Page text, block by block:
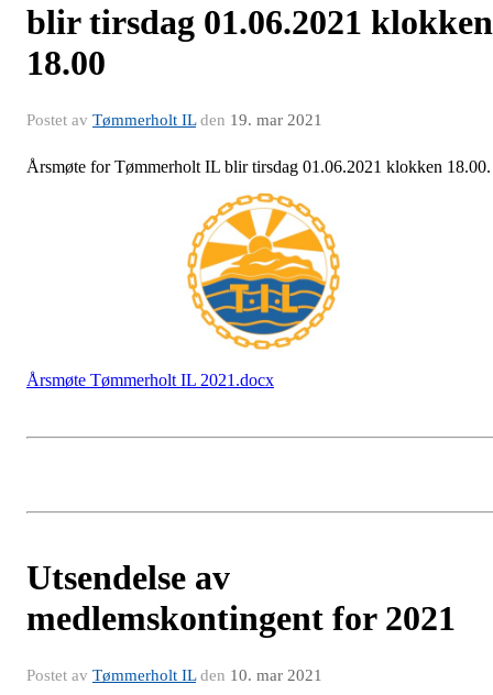
blir tirsdag 01.06.2021 klokken
18.00
Postet av Tømmerholt ILden 19. mar 2021
Årsmøte for Tømmerholt IL blir tirsdag 01.06.2021 klokken 18.00.
Årsmøte Tømmerholt IL 2021.docx
Utsendelse av
medlemskontingent for 2021
Postet av Tømmerholt ILden 10. mar 2021